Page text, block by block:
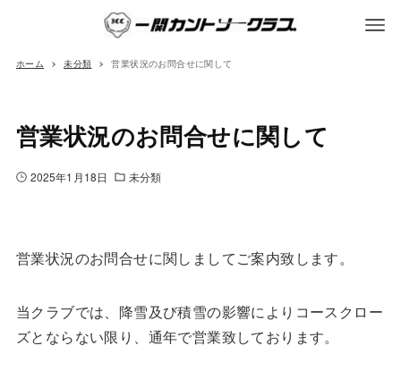
ホーム 未分類 営業状況のお問合せに関して
営業状況のお問合せに関して
2025年1月18日 未分類
営業状況のお問合せに関しましてご案内致します。
当クラブでは、降雪及び積雪の影響によりコースクロー
ズとならない限り、通年で営業致しております。